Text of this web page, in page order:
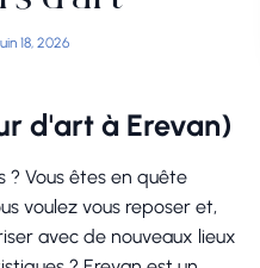
18, 2026
d'art à Erevan)
? Vous êtes en quête
voulez vous reposer et,
avec de nouveaux lieux